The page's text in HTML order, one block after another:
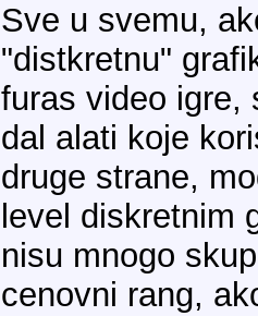
Sve u svemu,
"distkretnu"
furas video igre,
dal alati koje
druge strane,
level diskretnim
nisu mnogo
cenovni rang,